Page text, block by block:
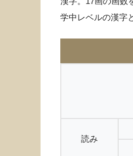
学中レベルの漢字
読み